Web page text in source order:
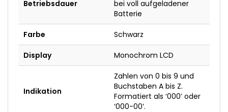
Betriebsdauer
bei voll aufgeladener
Batterie
Farbe Schwarz
Display Monochrom LCD
Indikation
Zahlen von 0 bis 9 und
Buchstaben A bis Z.
Formatiert als ‘000’ oder
‘000-00’.